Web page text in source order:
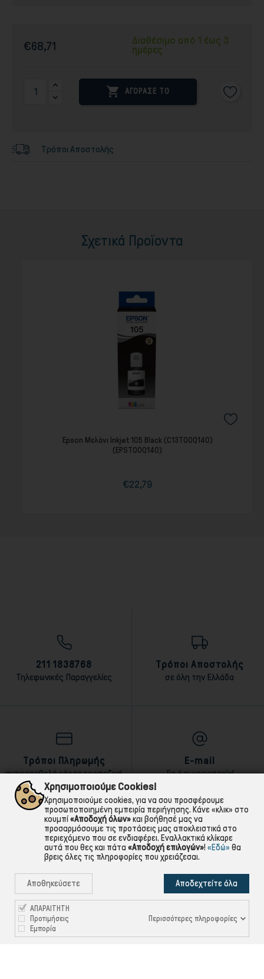
€68,71
Διαθέσιμο από 1 έως 3
ημέρες
 ΑΓΟΡΑΣΕ ΤΟ
Τρόποι Αποστολής
Σχετικά Προϊοντα
Epson Μελάνι Inkjet 105 Black (C13T00Q140)
(EPST00Q140)
Τιμή
€22,79
211 1838768
Τηλεφωνικές Παραγγελίες
Τρόποι Αποστολής
σε όλη την Ελλάδα
Τρόποι Πληρωμής
αντικαταβολή,κάρτα,τραπεζική
E-mail
Για ό,τι χρειαστείς!
Χρησιμοποιούμε Cookies!
Χρησιμοποιούμε cookies, για να σου προσφέρουμε
προσωποποιημένη εμπειρία περιήγησης. Κάνε «κλικ» στο
κουμπί«Αποδοχή όλων»και βοήθησέ μας να
προσαρμόσουμε τις προτάσεις μας αποκλειστικά στο
περιεχόμενο που σε ενδιαφέρει. Εναλλακτικά κλίκαρε
αυτά που θες και πάτα «Αποδοχή επιλογών»! «Εδώ» θα
βρεις όλες τις πληροφορίες που χρειάζεσαι.
Αποθηκεύσετε Αποδεχτείτε όλα
ΑΠΑΡΑΙΤΗΤΗ
Προτιμήσεις
Εμπορία
Περισσότερες πληροφορίες